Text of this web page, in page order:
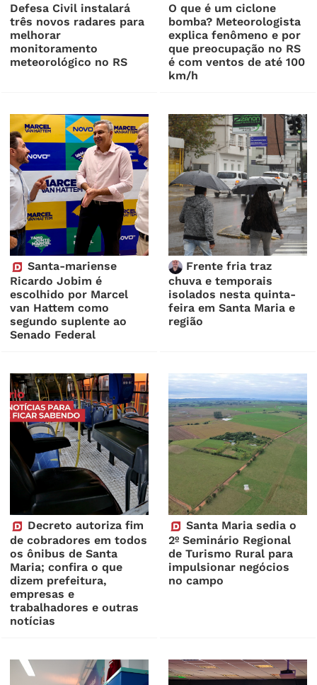
Defesa Civil instalará
três novos radares para
melhorar
monitoramento
meteorológico no RS
O que é um ciclone
bomba? Meteorologista
explica fenômeno e por
que preocupação no RS
é com ventos de até 100
km/h
Santa-mariense
Ricardo Jobim é
escolhido por Marcel
van Hattem como
segundo suplente ao
Senado Federal
Frente fria traz
chuva e temporais
isolados nesta quinta-
feira em Santa Maria e
região
Decreto autoriza fim
de cobradores em todos
os ônibus de Santa
Maria; confira o que
dizem prefeitura,
empresas e
trabalhadores e outras
notícias
Santa Maria sedia o
2º Seminário Regional
de Turismo Rural para
impulsionar negócios
no campo